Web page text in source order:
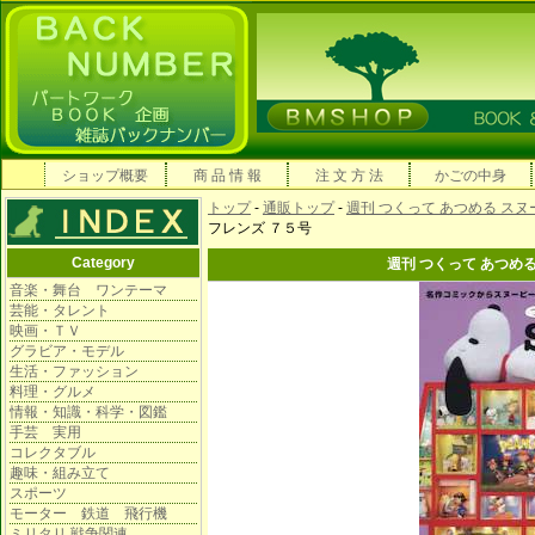
ショップ概要 商 品 情 報 注 文 方 法 かごの中身
Category
音楽・舞台 ワンテーマ
芸能・タレント
映画・ＴＶ
グラビア・モデル
生活・ファッション
料理・グルメ
情報・知識・科学・図鑑
手芸 実用
コレクタブル
趣味・組み立て
スポーツ
モーター 鉄道 飛行機
トップ- 通販トップ- 週刊 つくって あつめる スヌ
フレンズ ７５号
週刊 つくって あつめ